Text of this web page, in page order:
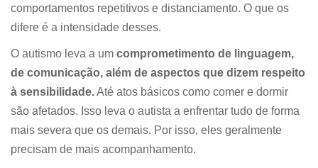
comportamentos repetitivos e distanciamento. O que os
difere é a intensidade desses.
O autismo leva a um comprometimento de linguagem,
de comunicação, além de aspectos que dizem respeito
à sensibilidade.Até atos básicos como comer e dormir
são afetados. Isso leva o autista a enfrentar tudo de forma
mais severa que os demais. Por isso, eles geralmente
precisam de mais acompanhamento.